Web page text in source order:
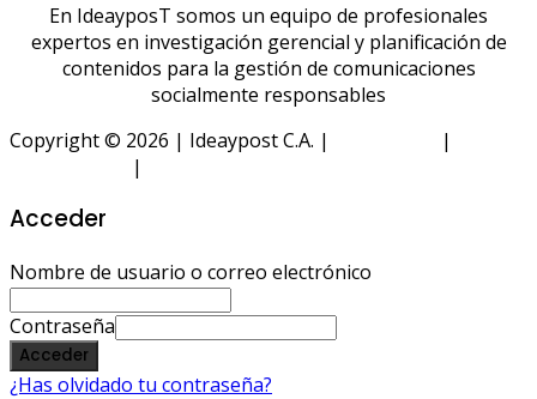
En IdeayposT somos un equipo de profesionales
expertos en investigación gerencial y planificación de
contenidos para la gestión de comunicaciones
socialmente responsables
Copyright © 2026 | Ideaypost C.A. |
|
|
Acceder
Nombre de usuario o correo electrónico
Contraseña
Acceder
¿Has olvidado tu contraseña?